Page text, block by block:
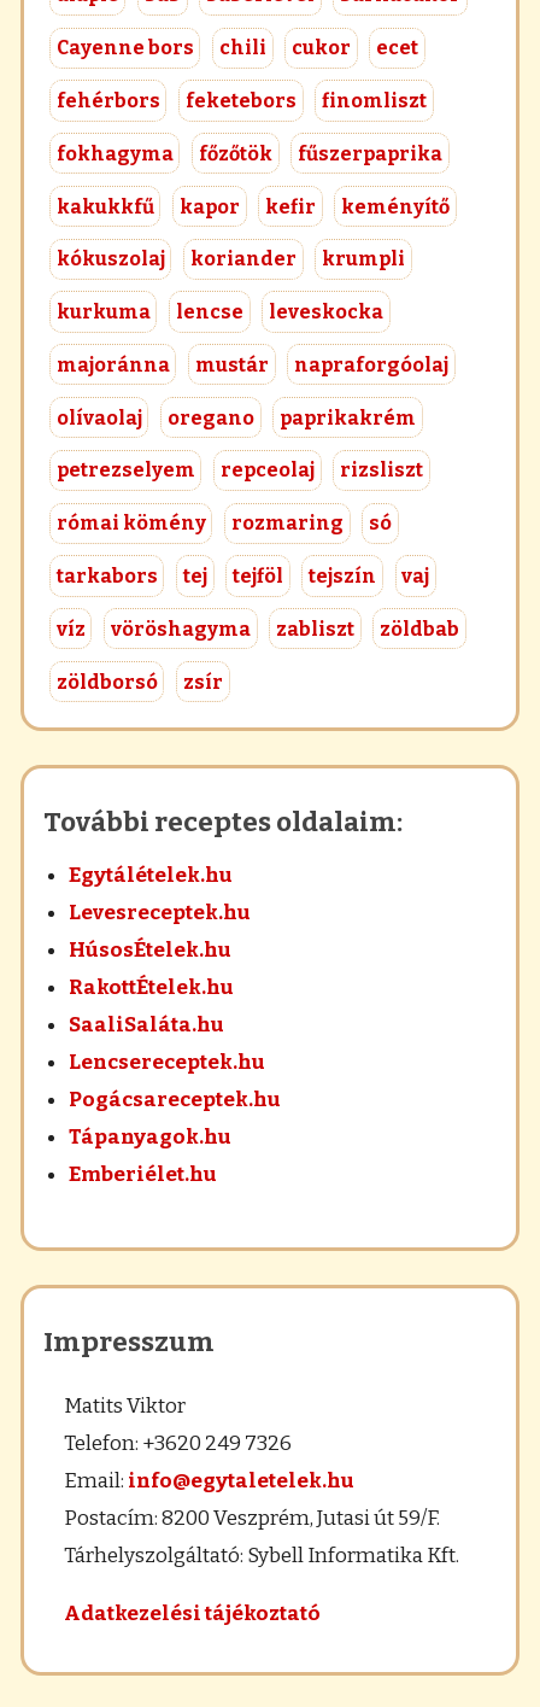
Cayenne bors chili cukor ecet
fehérbors feketebors finomliszt
fokhagyma főzőtök fűszerpaprika
kakukkfű kapor kefir keményítő
kókuszolaj koriander krumpli
kurkuma lencse leveskocka
majoránna mustár napraforgóolaj
olívaolaj oregano paprikakrém
petrezselyem repceolaj rizsliszt
római kömény rozmaring só
tarkabors tej tejföl tejszín vaj
víz vöröshagyma zabliszt zöldbab
zöldborsó zsír
További receptes oldalaim:
Egytálételek.hu
Levesreceptek.hu
HúsosÉtelek.hu
RakottÉtelek.hu
SaaliSaláta.hu
Lencsereceptek.hu
Pogácsareceptek.hu
Tápanyagok.hu
Emberiélet.hu
Impresszum
Matits Viktor
Telefon: +3620 249 7326
Email: info@egytaletelek.hu
Postacím: 8200 Veszprém, Jutasi út 59/F.
Tárhelyszolgáltató: Sybell Informatika Kft.
Adatkezelési tájékoztató